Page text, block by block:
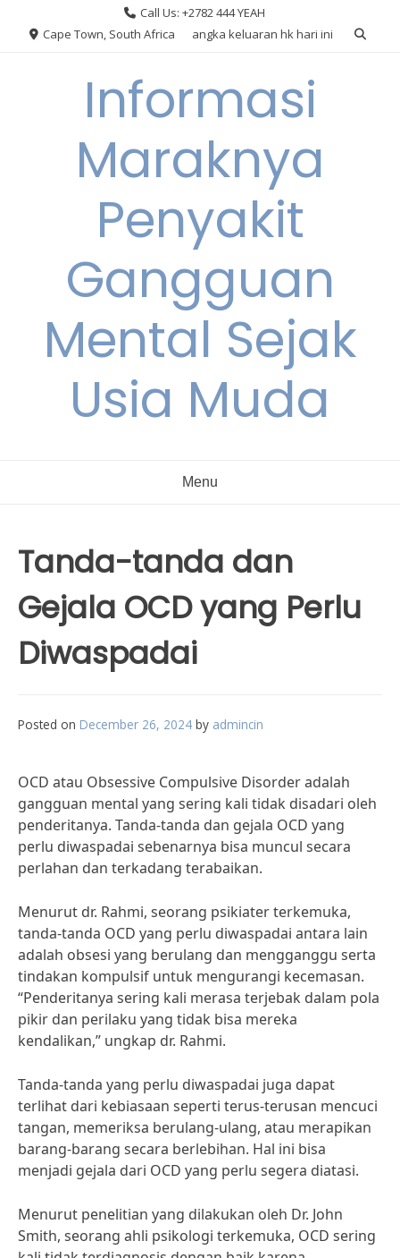
Call Us: +2782 444 YEAH
Cape Town, South Africa
angka keluaran hk hari ini
Informasi
Maraknya
Penyakit
Gangguan
Mental Sejak
Usia Muda
Menu
Tanda-tanda dan
Gejala OCD yang Perlu
Diwaspadai
Posted on December 26, 2024 by admincin
OCD atau Obsessive Compulsive Disorder adalah
gangguan mental yang sering kali tidak disadari oleh
penderitanya. Tanda-tanda dan gejala OCD yang
perlu diwaspadai sebenarnya bisa muncul secara
perlahan dan terkadang terabaikan.
Menurut dr. Rahmi, seorang psikiater terkemuka,
tanda-tanda OCD yang perlu diwaspadai antara lain
adalah obsesi yang berulang dan mengganggu serta
tindakan kompulsif untuk mengurangi kecemasan.
“Penderitanya sering kali merasa terjebak dalam pola
pikir dan perilaku yang tidak bisa mereka
kendalikan,” ungkap dr. Rahmi.
Tanda-tanda yang perlu diwaspadai juga dapat
terlihat dari kebiasaan seperti terus-terusan mencuci
tangan, memeriksa berulang-ulang, atau merapikan
barang-barang secara berlebihan. Hal ini bisa
menjadi gejala dari OCD yang perlu segera diatasi.
Menurut penelitian yang dilakukan oleh Dr. John
Smith, seorang ahli psikologi terkemuka, OCD sering